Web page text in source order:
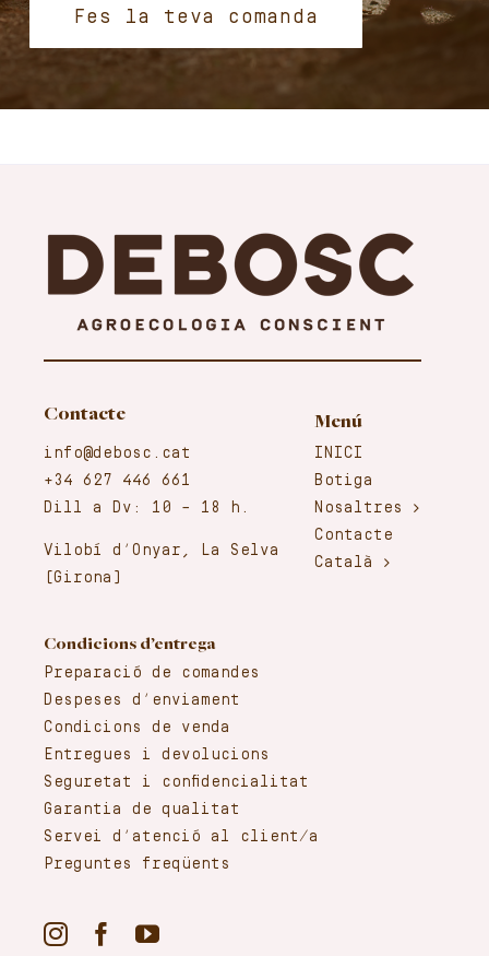
Fes la teva comanda
Menú
INICI
Botiga
Nosaltres
Contacte
Català
Contacte
info@debosc.cat
+34 627 446 661
Dill a Dv: 10 – 18 h.
Vilobí d’Onyar, La Selva
(Girona)
Condicions d’entrega
Preparació de comandes
Despeses d’enviament
Condicions de venda
Entregues i devolucions
Seguretat i confidencialitat
Garantia de qualitat
Servei d’atenció al client/a
Preguntes freqüents